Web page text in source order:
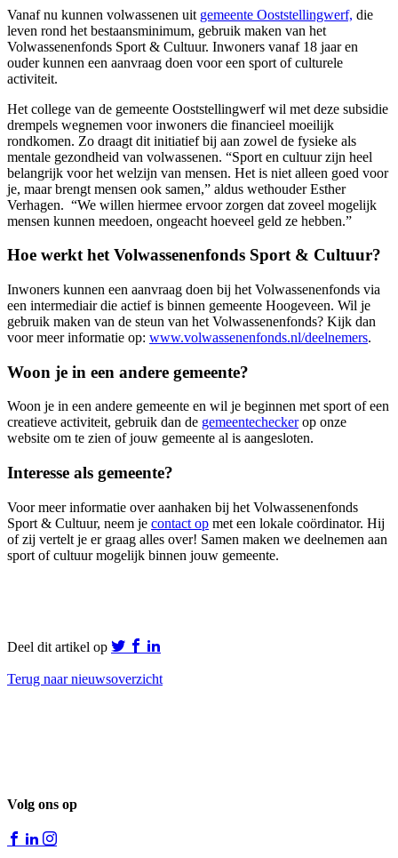
Vanaf nu kunnen volwassenen uit gemeente Ooststellingwerf, die
leven rond het bestaansminimum, gebruik maken van het
Volwassenenfonds Sport & Cultuur. Inwoners vanaf 18 jaar en
ouder kunnen een aanvraag doen voor een sport of culturele
activiteit.
Het college van de gemeente Ooststellingwerf wil met deze subsidie
drempels wegnemen voor inwoners die financieel moeilijk
rondkomen. Zo draagt dit initiatief bij aan zowel de fysieke als
mentale gezondheid van volwassenen. “Sport en cultuur zijn heel
belangrijk voor het welzijn van mensen. Het is niet alleen goed voor
je, maar brengt mensen ook samen,” aldus wethouder Esther
Verhagen. “We willen hiermee ervoor zorgen dat zoveel mogelijk
mensen kunnen meedoen, ongeacht hoeveel geld ze hebben.”
Hoe werkt het Volwassenenfonds Sport & Cultuur?
Inwoners kunnen een aanvraag doen bij het Volwassenenfonds via
een intermediair die actief is binnen gemeente Hoogeveen. Wil je
gebruik maken van de steun van het Volwassenenfonds? Kijk dan
voor meer informatie op: www.volwassenenfonds.nl/deelnemers.
Woon je in een andere gemeente?
Woon je in een andere gemeente en wil je beginnen met sport of een
creatieve activiteit, gebruik dan de gemeentecheckerop onze
website om te zien of jouw gemeente al is aangesloten.
Interesse als gemeente?
Voor meer informatie over aanhaken bij het Volwassenenfonds
Sport & Cultuur, neem je contact op met een lokale coördinator. Hij
of zij vertelt je er graag alles over! Samen maken we deelnemen aan
sport of cultuur mogelijk binnen jouw gemeente.
Deel dit artikel op
Terug naar nieuwsoverzicht
Volg ons op